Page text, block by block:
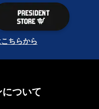
ちらから
ついて